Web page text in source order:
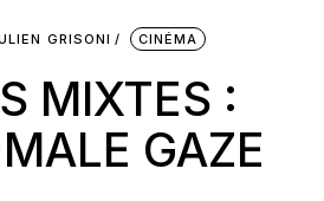
GRISONI CINÉMA
MIXTES :
GAZE